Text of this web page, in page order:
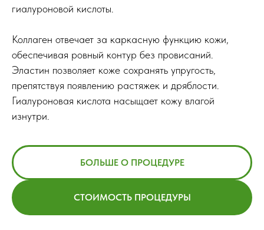
гиалуроновой кислоты.
Коллаген отвечает за каркасную функцию кожи,
обеспечивая ровный контур без провисаний.
Эластин позволяет коже сохранять упругость,
препятствуя появлению растяжек и дряблости.
Гиалуроновая кислота насыщает кожу влагой
изнутри.
БОЛЬШЕ О ПРОЦЕДУРЕ
СТОИМОСТЬ ПРОЦЕДУРЫ